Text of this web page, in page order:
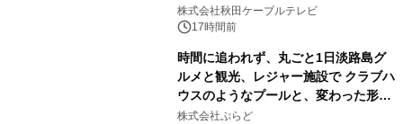
秋田犬の子犬と秋田の四季と名所を巡
るパッケージ～ 9月1日(火)秋田県内で
株式会社秋田ケーブルテレビ
17時間前
時間に追われず、丸ごと1日淡路島グ
ルメと観光、レジャー施設で クラブハ
ウスのようなプールと、変わった形の
サウナも 「THE BOXY AWAJI」のお
株式会社ぷらど